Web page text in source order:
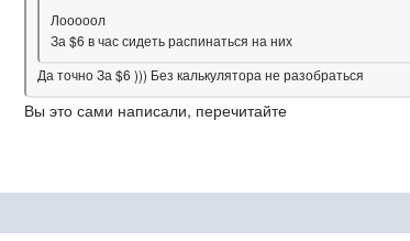
Лооооол
За $6 в час сидеть распинаться на них
Да точноЗа $6 ))) Без калькулятора не разобраться
Вы это сами написали, перечитайте